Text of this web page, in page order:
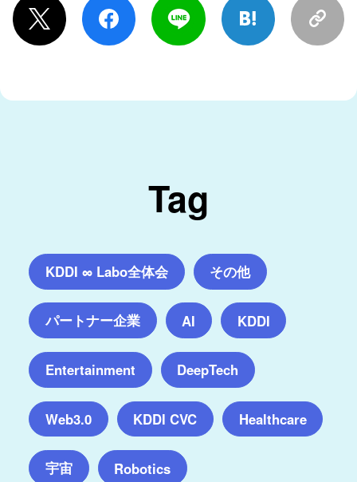
Tag
KDDI ∞ Labo全体会 その他
パートナー企業 AI KDDI
Entertainment DeepTech
Web3.0 KDDI CVC Healthcare
宇宙 Robotics